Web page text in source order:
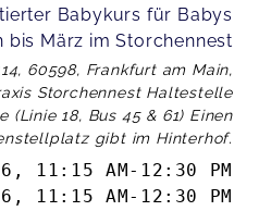
die Babys zum spielen
die Eltern. Sie ist Up to
Anette, Jul 27
Babykurs für Babys
bis März im Storchennest
60598, Frankfurt am Main,
Storchennest Haltestelle
(Linie 18, Bus 45 & 61) Einen
gibt im Hinterhof.
, 11:15 AM- 12:30 PM
, 11:15 AM- 12:30 PM